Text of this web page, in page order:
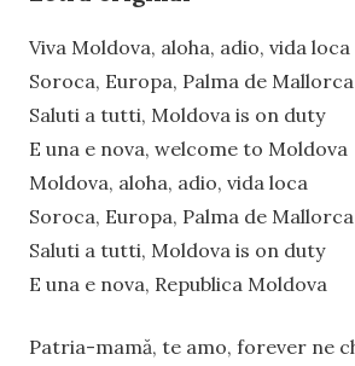
Viva Moldova, aloha, adio, vida loca
Soroca, Europa, Palma de Mallorca
Saluti a tutti, Moldova is on duty
E una e nova, welcome to Moldova
Moldova, aloha, adio, vida loca
Soroca, Europa, Palma de Mallorca
Saluti a tutti, Moldova is on duty
E una e nova, Republica Moldova
Patria-mamă, te amo, forever ne